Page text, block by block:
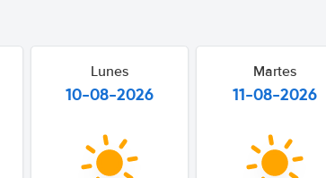
Lunes
10-08-2026
Martes
11-08-2026